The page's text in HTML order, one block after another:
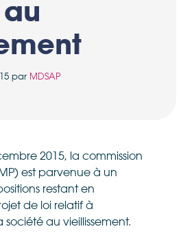
par MDSAP
2015, la commission
est parvenue à un
restant en
de loi relatif à
au vieillissement.